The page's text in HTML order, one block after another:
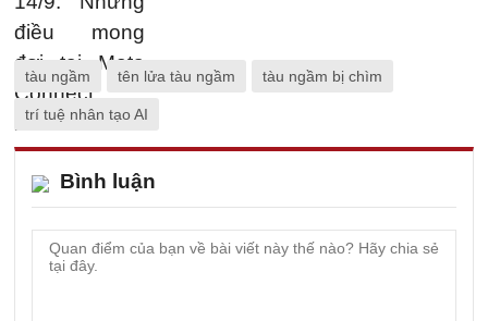
tàu ngầm tên lửa tàu ngầm tàu ngầm bị chìm
trí tuệ nhân tạo AI
Bình luận